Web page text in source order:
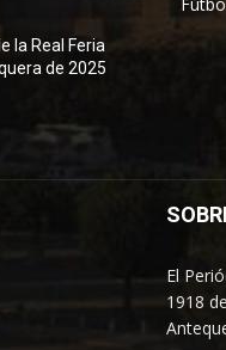
la Real Feria
de 2025
El
1918